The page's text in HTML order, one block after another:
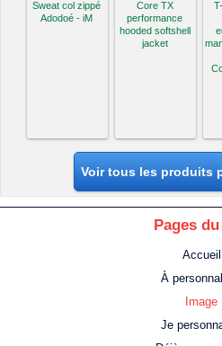
Sweat col zippé
Adodoé - iM
Core TX
performance
hooded softshell
jacket
Voir tous les produits
Pages
Accueil
À
Image
Je